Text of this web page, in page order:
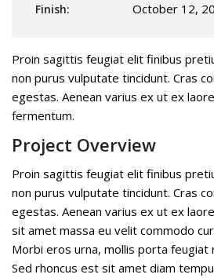
Finish: October 12,
Proin sagittis feugiat elit finibus
non purus vulputate tincidunt. Cras
egestas. Aenean varius ex ut ex
fermentum.
Project Overview
Proin sagittis feugiat elit finibus
non purus vulputate tincidunt. Cras
egestas. Aenean varius ex ut ex
sit amet massa eu velit commodo
Morbi eros urna, mollis porta feugiat
Sed rhoncus est sit amet diam